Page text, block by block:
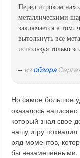
Перед игроком
металлическими
заключается в том,
вытолкнуть все
используя только
– из обзора
Но самое большое
оказалось
который знал свое
нашу игру
ряд моментов,
бы незамеченными.